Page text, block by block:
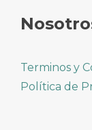
Terminos y
Política de